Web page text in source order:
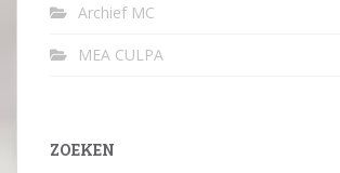
Archief MC
MEA CULPA
ZOEKEN